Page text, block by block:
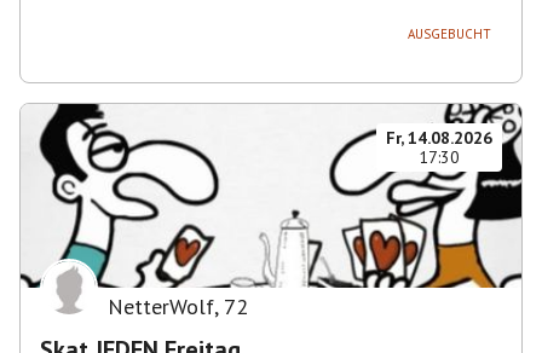
AUSGEBUCHT
Fr, 14.08.2026
17:30
NetterWolf, 72